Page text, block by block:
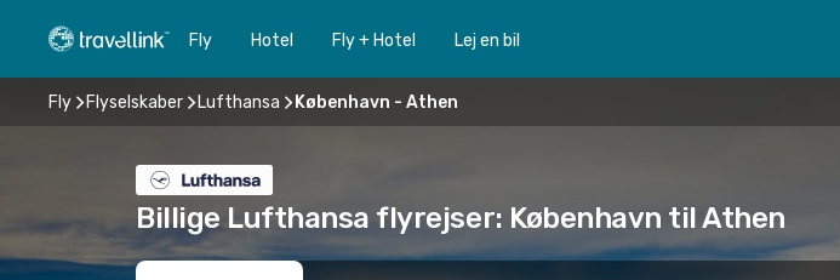
Fly Hotel Fly + Hotel Lej en bil
Fly Flyselskaber Lufthansa København - Athen
Billige Lufthansa flyrejser: København til Athen